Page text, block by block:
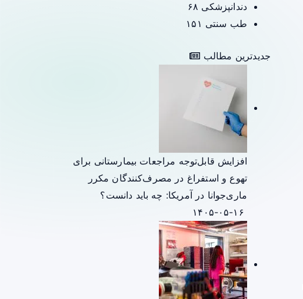
دندانپزشکی ۶۸
طب سنتی ۱۵۱
جدیدترین مطالب
افزایش قابل‌توجه مراجعات بیمارستانی برای
تهوع و استفراغ در مصرف‌کنندگان مکرر
ماری‌جوانا در آمریکا: چه باید دانست؟